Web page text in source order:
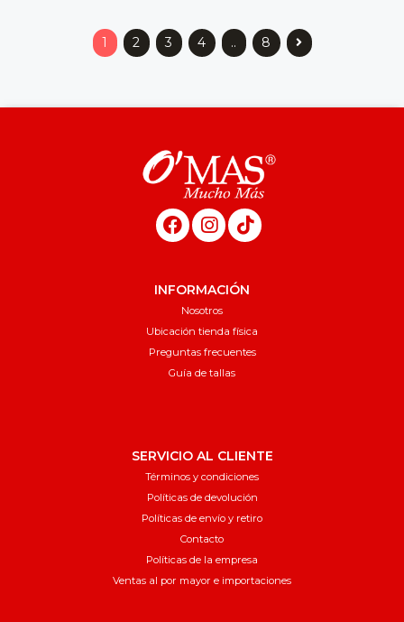
1 2 3 4 .. 8
INFORMACIÓN
Nosotros
Ubicación tienda física
Preguntas frecuentes
Guía de tallas
SERVICIO AL CLIENTE
Términos y condiciones
Políticas de devolución
Políticas de envío y retiro
Contacto
Políticas de la empresa
Ventas al por mayor e importaciones